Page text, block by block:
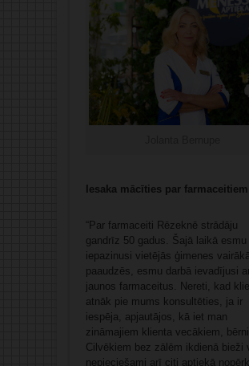
Iesaka mācīties par farmaceitiem
“Par farmaceiti Rēzeknē strādāju
gandrīz 50 gadus. Šajā laikā esmu
iepazinusi vietējās ģimenes
paaudzēs, esmu darbā ievadījusi
jaunos farmaceitus. Nereti, kad
atnāk pie mums konsultēties, ja ir
iespēja, apjautājos, kā iet man
zināmajiem klienta vecākiem,
Cilvēkiem bez zālēm ikdienā bieži
nepieciešami arī citi aptiekā